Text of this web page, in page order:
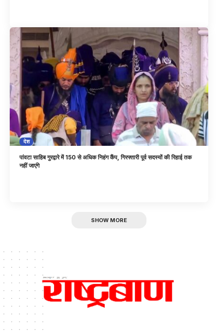
देश
पांवटा साहिब गुरद्वारे में 150 से अधिक निहंग कैंप, गिरफ्तारी पूर्व सदस्यों की रिहाई तक
नहीं जाएंगे
SHOW MORE